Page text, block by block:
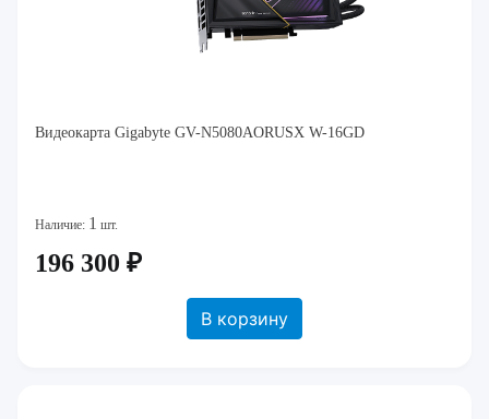
Видеокарта Gigabyte GV-N5080AORUSX W-16GD
Наличие: 1 шт.
196 300 ₽
В корзину